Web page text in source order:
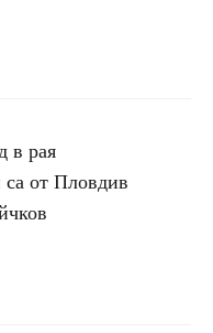
в рая
от Пловдив